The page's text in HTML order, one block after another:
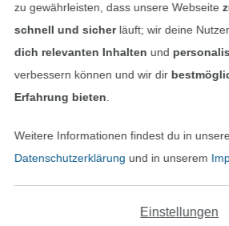
Impressum
Datenschutz
Widerrufsrecht
Kontakt
In den deutschen Shop
zu gewährleisten, dass unsere Webseite
schnell und sicherläuft; wir deine
dich relevanten Inhalten und
verbessern können und wir dir
Erfahrung bieten
Weitere Informationen findest du in
Datenschutzerklärung und in unserem
Einstellungen